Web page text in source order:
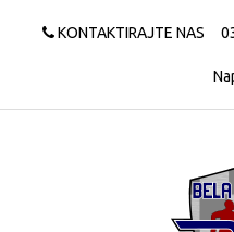
KONTAKTIRAJTE NAS